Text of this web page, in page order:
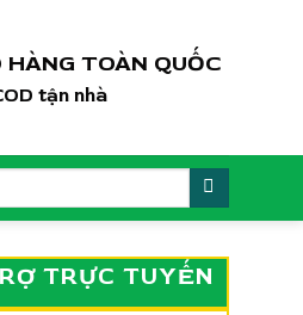
HÀNG TOÀN QUỐC
tận nhà
TRỰC TUYẾN